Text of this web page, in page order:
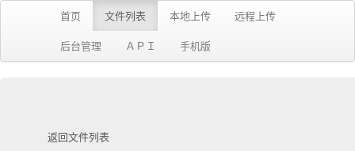
首页 文件列表 本地上传
远程上传
后台管理
ＡＰＩ 手机版
返回文件列表